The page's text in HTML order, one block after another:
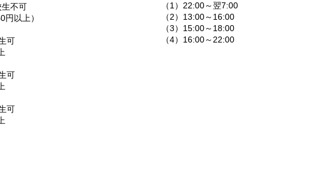
不可
以上）
可
可
可
（1）22:00～翌7:00
（2）13:00～16:00
（3）15:00～18:00
（4）16:00～22:00